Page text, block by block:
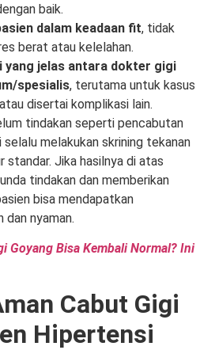
baik.
dalam keadaan fit, tidak
berat atau kelelahan.
yang jelas antara dokter gigi
spesialis, terutama untuk kasus
disertai komplikasi lain.
tindakan seperti pencabutan
melakukan skrining tekanan
standar. Jika hasilnya di atas
tindakan dan memberikan
bisa mendapatkan
dan nyaman.
Goyang Bisa Kembali Normal? Ini
Cabut Gigi
Hipertensi